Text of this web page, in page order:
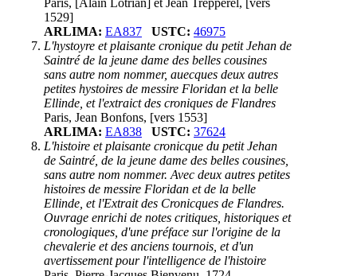
Paris, [Alain Lotrian] et Jean Trepperel, [vers
1529]
ARLIMA: EA837 USTC: 46975
L'hystoyre et plaisante cronique du petit Jehan de
Saintré de la jeune dame des belles cousines
sans autre nom nommer, auecques deux autres
petites hystoires de messire Floridan et la belle
Ellinde, et l'extraict des croniques de Flandres
Paris, Jean Bonfons, [vers 1553]
ARLIMA: EA838 USTC: 37624
L'histoire et plaisante cronicque du petit Jehan
de Saintré, de la jeune dame des belles cousines,
sans autre nom nommer. Avec deux autres petites
histoires de messire Floridan et de la belle
Ellinde, et l'Extrait des Cronicques de Flandres.
Ouvrage enrichi de notes critiques, historiques et
cronologiques, d'une préface sur l'origine de la
chevalerie et des anciens tournois, et d'un
avertissement pour l'intelligence de l'histoire